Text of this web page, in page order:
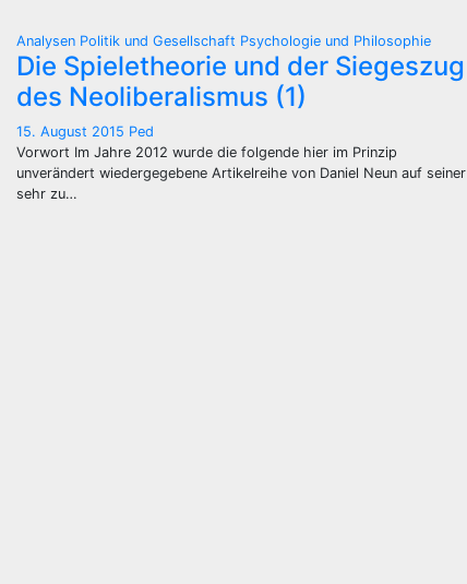
Analysen Politik und Gesellschaft Psychologie und Philosophie
Die Spieletheorie und der Siegeszug
des Neoliberalismus (1)
15. August 2015 Ped
Vorwort Im Jahre 2012 wurde die folgende hier im Prinzip
unverändert wiedergegebene Artikelreihe von Daniel Neun auf seiner
sehr zu…